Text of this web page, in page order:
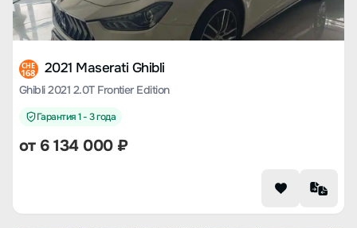
CHE
168 2021 Maserati Ghibli
Ghibli 2021 2.0T Frontier Edition
Гарантия 1 - 3 года
от 6 134 000₽